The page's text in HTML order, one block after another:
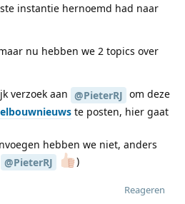
instantie hernoemd had naar
nu hebben we 2 topics over
verzoek aan @PieterRJ om deze
te posten, hier gaat
hebben we niet, anders
@PieterRJ )
Reageren